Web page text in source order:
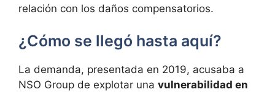
relación con los daños compensatorios.
¿Cómo se llegó hasta aquí?
La demanda, presentada en 2019, acusaba a
NSO Group de explotar una vulnerabilidad en